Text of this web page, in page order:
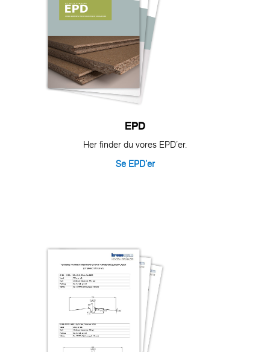
EPD
Her finder du vores EPD'er.
Se EPD'er